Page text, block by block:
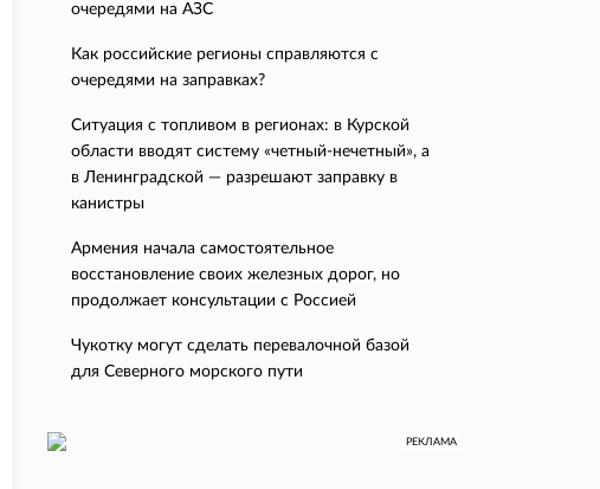
очередями на АЗС
Как российские регионы справляются с
очередями на заправках?
Ситуация с топливом в регионах: в Курской
области вводят систему «четный-нечетный», а
в Ленинградской — разрешают заправку в
канистры
Армения начала самостоятельное
восстановление своих железных дорог, но
продолжает консультации с Россией
Чукотку могут сделать перевалочной базой
для Северного морского пути
РЕКЛАМА